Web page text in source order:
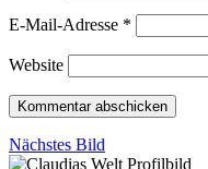
E-Mail-Adresse *
Website
Nächstes Bild